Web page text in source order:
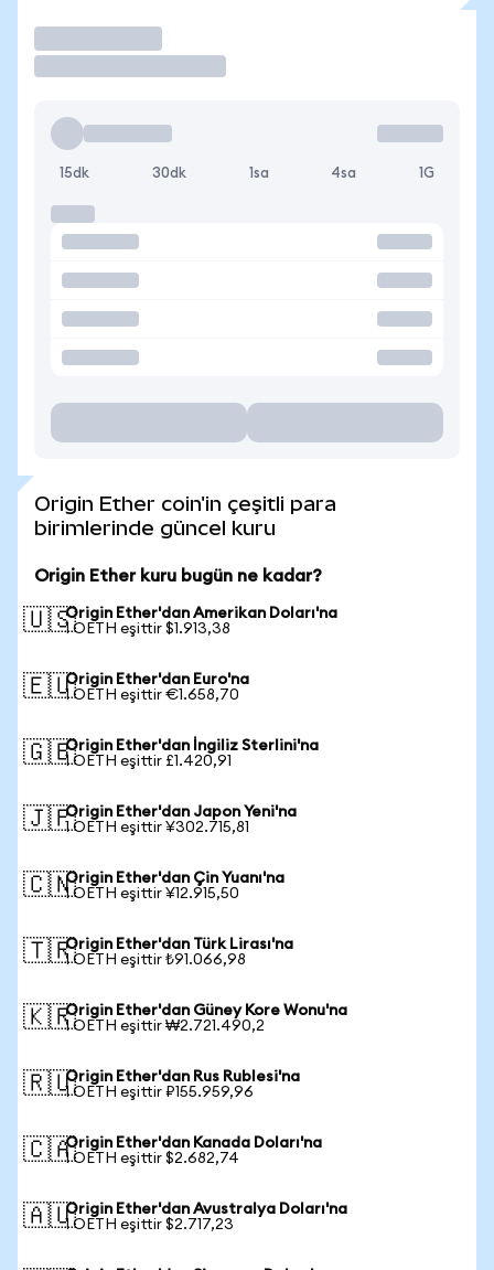
15dk 30dk 1sa 4sa 1G
Origin Ether coin'in çeşitli para
birimlerinde güncel kuru
Origin Ether kuru bugün ne kadar?
🇺🇸Origin Ether'dan Amerikan Doları'na
1 OETH eşittir $1.913,38
🇪🇺Origin Ether'dan Euro'na
1 OETH eşittir €1.658,70
🇬🇧Origin Ether'dan İngiliz Sterlini'na
1 OETH eşittir £1.420,91
🇯🇵Origin Ether'dan Japon Yeni'na
1 OETH eşittir ¥302.715,81
🇨🇳Origin Ether'dan Çin Yuanı'na
1 OETH eşittir ¥12.915,50
🇹🇷Origin Ether'dan Türk Lirası'na
1 OETH eşittir ₺91.066,98
🇰🇷Origin Ether'dan Güney Kore Wonu'na
1 OETH eşittir ₩2.721.490,2
🇷🇺Origin Ether'dan Rus Rublesi'na
1 OETH eşittir ₽155.959,96
🇨🇦Origin Ether'dan Kanada Doları'na
1 OETH eşittir $2.682,74
🇦🇺Origin Ether'dan Avustralya Doları'na
1 OETH eşittir $2.717,23